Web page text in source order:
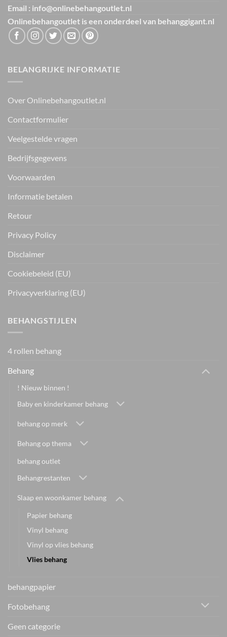
Email : info@onlinebehangoutlet.nl
Onlinebehangoutlet is een onderdeel van behanggigant.nl
BELANGRIJKE INFORMATIE
Over Onlinebehangoutlet.nl
Contactformulier
Veelgestelde vragen
Bedrijfsgegevens
Voorwaarden
Informatie betalen
Retour
Privacy Policy
Disclaimer
Cookiebeleid (EU)
Privacyverklaring (EU)
BEHANGSTIJLEN
4 rollen behang
Behang
! Nieuw binnen !
Baby en kinderkamer behang
behang op merk
Behang op thema
behang outlet
Behangrestanten
Slaap en woonkamer behang
Papier behang
Vinyl behang
Vinyl op vlies behang
Vlies behang
behangpapier
Fotobehang
Geen categorie